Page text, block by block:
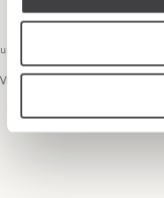
unikke garderober
Vi glæder os til at opfylde dine